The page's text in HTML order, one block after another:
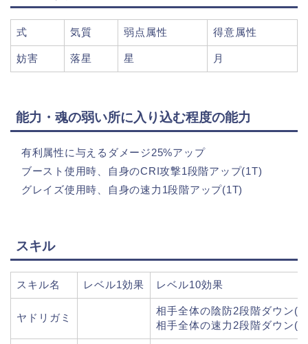
式 気質 弱点属性 得意属性
妨害 落星 星 月
能力・魂の弱い所に入り込む程度の能力
有利属性に与えるダメージ25%アップ
ブースト使用時、自身のCRI攻撃1段階アップ(1T)
グレイズ使用時、自身の速力1段階アップ(1T)
スキル
スキル名 レベル1効果 レベル10効果
ヤドリガミ
相手全体の陰防2段階ダウン
相手全体の速力2段階ダウン